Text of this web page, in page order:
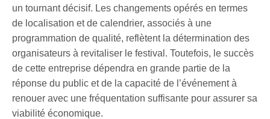
un tournant décisif. Les changements opérés en termes
de localisation et de calendrier, associés à une
programmation de qualité, reflètent la détermination des
organisateurs à revitaliser le festival. Toutefois, le succès
de cette entreprise dépendra en grande partie de la
réponse du public et de la capacité de l’événement à
renouer avec une fréquentation suffisante pour assurer sa
viabilité économique.